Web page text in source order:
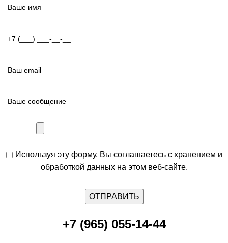
Используя эту форму, Вы соглашаетесь с хранением и
обработкой данных на этом веб-сайте.
+7 (965) 055-14-44